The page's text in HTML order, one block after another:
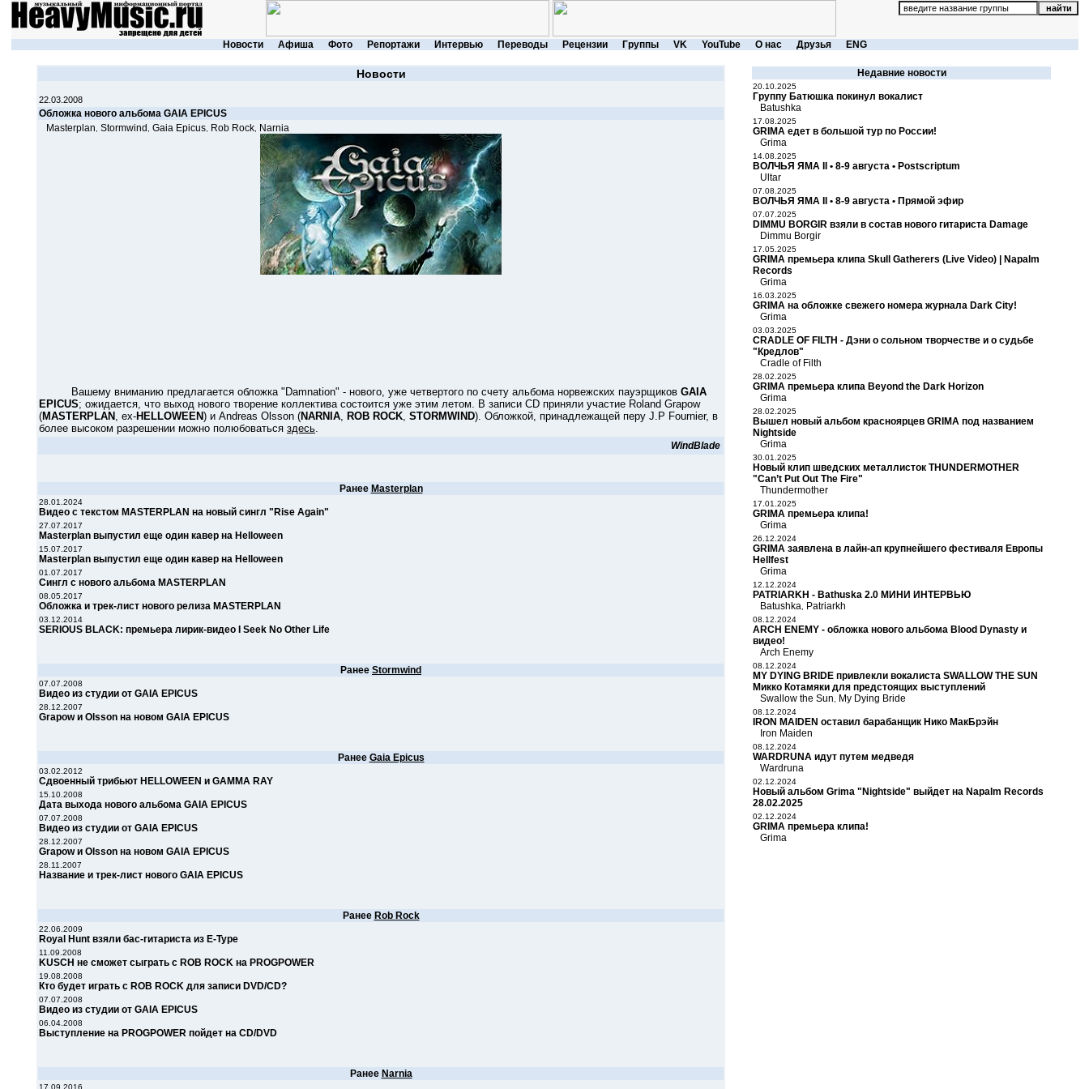
Новости Афиша Фото Репортажи Интервью Переводы Рецензии Группы VK YouTube О нас Друзья ENG
Новости
22.03.2008
Обложка нового альбома GAIA EPICUS
Masterplan Stormwind Gaia Epicus Rob Rock Narnia
Вашему вниманию предлагается обложка "Damnation" - нового, уже четвертого по счету альбома норвежских пауэрщиков GAIA
EPICUS; ожидается, что выход нового творение коллектива состоится уже этим летом. В записи CD приняли участие Roland Grapow
(MASTERPLAN , ex-HELLOWEEN) и Andreas Olsson (NARNIA, ROB ROCK, STORMWIND). Обложкой, принадлежащей перу J.P Fournier, в
более высоком разрешении можно полюбоваться здесь.
WindBlade
Ранее Masterplan
28.01.2024
Видео с текстом MASTERPLAN на новый сингл "Rise Again"
27.07.2017
Masterplan выпустил еще один кавер на Helloween
15.07.2017
Masterplan выпустил еще один кавер на Helloween
01.07.2017
Сингл с нового альбома MASTERPLAN
08.05.2017
Обложка и трек-лист нового релиза MASTERPLAN
03.12.2014
SERIOUS BLACK: премьера лирик-видео I Seek No Other Life
Ранее Stormwind
07.07.2008
Видео из студии от GAIA EPICUS
28.12.2007
Grapow и Olsson на новом GAIA EPICUS
Ранее Gaia Epicus
03.02.2012
Сдвоенный трибьют HELLOWEEN и GAMMA RAY
15.10.2008
Дата выхода нового альбома GAIA EPICUS
07.07.2008
Видео из студии от GAIA EPICUS
28.12.2007
Grapow и Olsson на новом GAIA EPICUS
28.11.2007
Название и трек-лист нового GAIA EPICUS
Ранее Rob Rock
22.06.2009
Royal Hunt взяли бас-гитариста из E-Type
11.09.2008
KUSCH не сможет сыграть с ROB ROCK на PROGPOWER
19.08.2008
Кто будет играть с ROB ROCK для записи DVD/CD?
07.07.2008
Видео из студии от GAIA EPICUS
06.04.2008
Выступление на PROGPOWER пойдет на CD/DVD
Ранее Narnia
17.09.2016
Недавние новости
20.10.2025
Группу Батюшка покинул вокалист
Batushka
17.08.2025
GRIMA едет в большой тур по России!
Grima
14.08.2025
ВОЛЧЬЯ ЯМА II • 8-9 августа • Postscriptum
Ultar
07.08.2025
ВОЛЧЬЯ ЯМА II • 8-9 августа • Прямой эфир
07.07.2025
DIMMU BORGIR взяли в состав нового гитариста Damage
Dimmu Borgir
17.05.2025
GRIMA премьера клипа Skull Gatherers (Live Video) | Napalm
Records
Grima
16.03.2025
GRIMA на обложке свежего номера журнала Dark City!
Grima
03.03.2025
CRADLE OF FILTH - Дэни о сольном творчестве и о судьбе
"Кредлов"
Cradle of Filth
28.02.2025
GRIMA премьера клипа Beyond the Dark Horizon
Grima
28.02.2025
Вышел новый альбом красноярцев GRIMA под названием
Nightside
Grima
30.01.2025
Новый клип шведских металлисток THUNDERMOTHER
"Can’t Put Out The Fire"
Thundermother
17.01.2025
GRIMA премьера клипа!
Grima
26.12.2024
GRIMA заявлена в лайн-ап крупнейшего фестиваля Европы
Hellfest
Grima
12.12.2024
PATRIARKH - Bathuska 2.0 МИНИ ИНТЕРВЬЮ
Batushka Patriarkh
08.12.2024
ARCH ENEMY - обложка нового альбома Blood Dynasty и
видео!
Arch Enemy
08.12.2024
MY DYING BRIDE привлекли вокалиста SWALLOW THE SUN
Микко Котамяки для предстоящих выступлений
Swallow the Sun
My Dying Bride
08.12.2024
IRON MAIDEN оставил барабанщик Нико МакБрэйн
Iron Maiden
08.12.2024
WARDRUNA идут путем медведя
Wardruna
02.12.2024
Новый альбом Grima "Nightside" выйдет на Napalm Records
28.02.2025
02.12.2024
GRIMA премьера клипа!
Grima